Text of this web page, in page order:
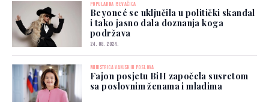
POPULARNA PJEVAČICA
Beyoncé se uključila u politički skandal
i tako jasno dala doznanja koga
podržava
24. 08. 2024.
MINISTRICA VANJSKIH POSLOVA
Fajon posjetu BiH započela susretom
sa poslovnim ženama i mladima